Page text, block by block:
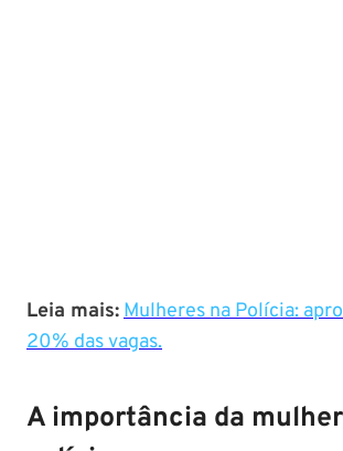
Leia mais:Mulheres na Polícia:
20% das vagas.
A importância da